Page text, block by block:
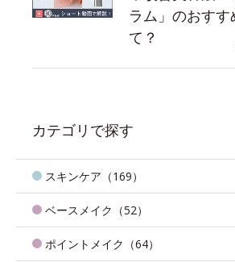
ラム」のおす
て？
カテゴリで探す
スキンケア（169）
ベースメイク（52）
ポイントメイク（64）